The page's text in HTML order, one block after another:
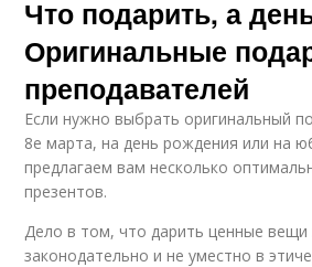
Что подарить, а
Оригинальные
преподавателей
Если нужно выбрать оригинальный
8е марта, на день рождения или на
предлагаем вам несколько
презентов.
Дело в том, что дарить ценные
законодательно и не уместно в